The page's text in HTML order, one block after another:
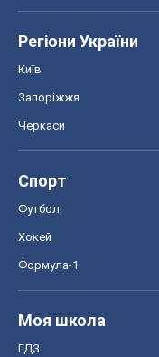
Регіони України
Київ
Запоріжжя
Черкаси
Спорт
Футбол
Хокей
Формула-1
Моя школа
ГДЗ